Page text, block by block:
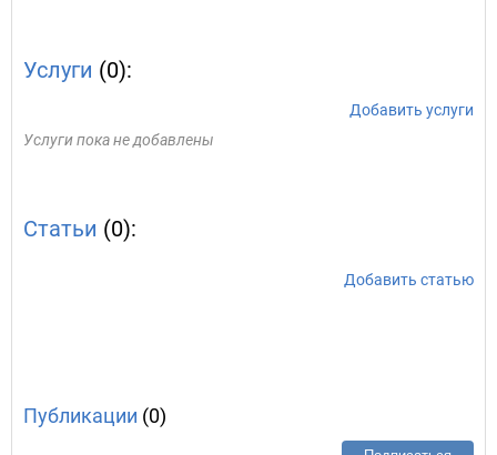
Услуги (0):
Добавить услуги
Услуги пока не добавлены
Статьи (0):
Добавить статью
Публикации (0)